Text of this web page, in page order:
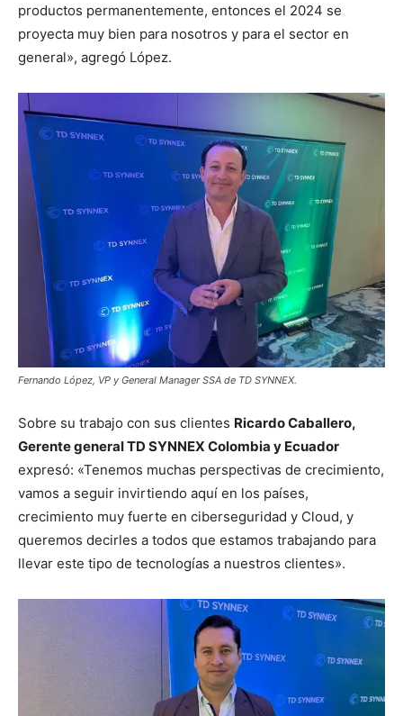
productos permanentemente, entonces el 2024 se
proyecta muy bien para nosotros y para el sector en
general», agregó López.
Fernando López, VP y General Manager SSA de TD SYNNEX.
Sobre su trabajo con sus clientes Ricardo Caballero,
Gerente general TD SYNNEX Colombia y Ecuador
expresó: «Tenemos muchas perspectivas de crecimiento,
vamos a seguir invirtiendo aquí en los países,
crecimiento muy fuerte en ciberseguridad y Cloud, y
queremos decirles a todos que estamos trabajando para
llevar este tipo de tecnologías a nuestros clientes».